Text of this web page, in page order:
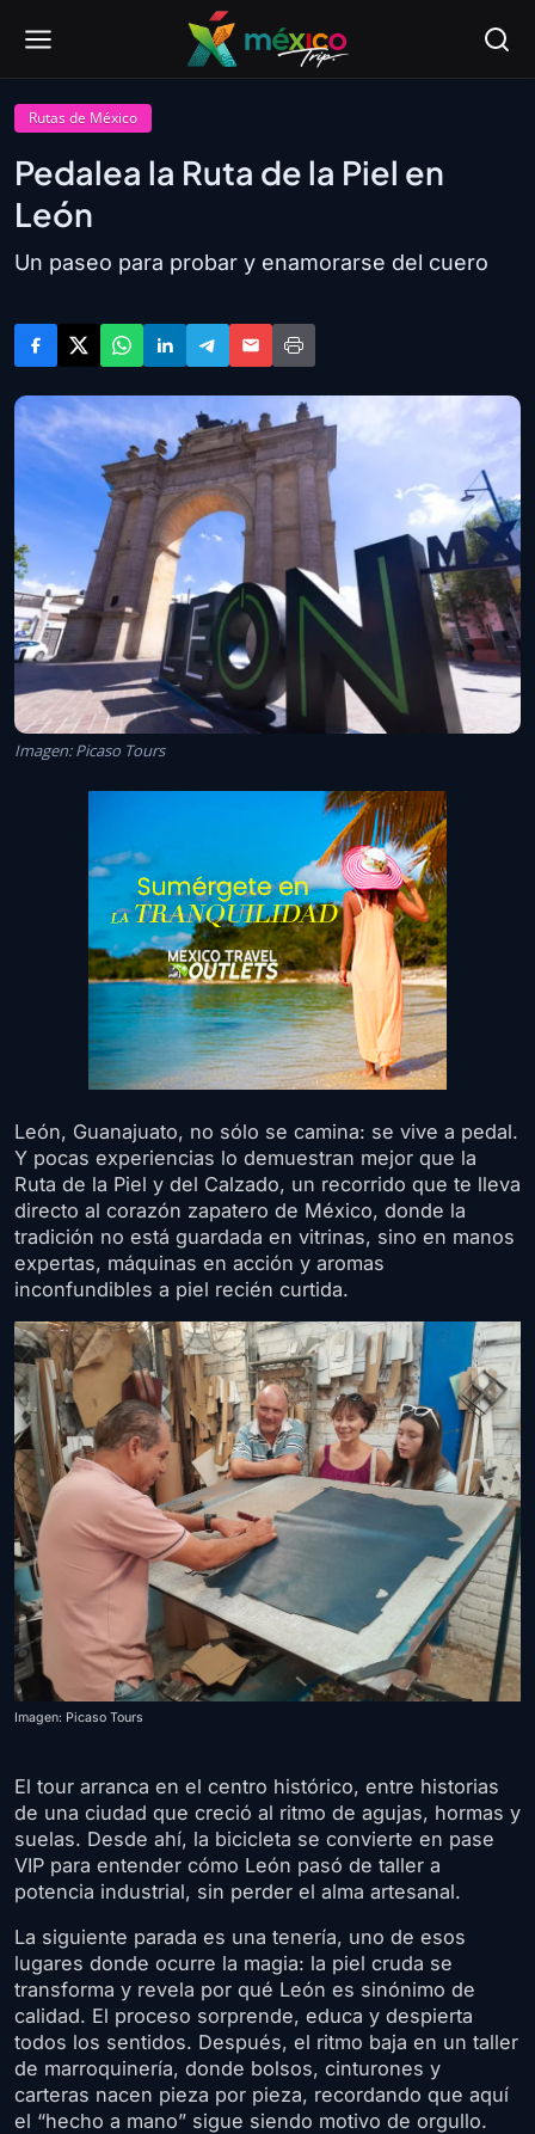
Rutas de México
Pedalea la Ruta de la Piel en
León
Un paseo para probar y enamorarse del cuero
Imagen: Picaso Tours
León, Guanajuato, no sólo se camina: se vive a pedal.
Y pocas experiencias lo demuestran mejor que la
Ruta de la Piel y del Calzado, un recorrido que te lleva
directo al corazón zapatero de México, donde la
tradición no está guardada en vitrinas, sino en manos
expertas, máquinas en acción y aromas
inconfundibles a piel recién curtida.
Imagen: Picaso Tours
El tour arranca en el centro histórico, entre historias
de una ciudad que creció al ritmo de agujas, hormas y
suelas. Desde ahí, la bicicleta se convierte en pase
VIP para entender cómo León pasó de taller a
potencia industrial, sin perder el alma artesanal.
La siguiente parada es una tenería, uno de esos
lugares donde ocurre la magia: la piel cruda se
transforma y revela por qué León es sinónimo de
calidad. El proceso sorprende, educa y despierta
todos los sentidos. Después, el ritmo baja en un taller
de marroquinería, donde bolsos, cinturones y
carteras nacen pieza por pieza, recordando que aquí
el “hecho a mano” sigue siendo motivo de orgullo.